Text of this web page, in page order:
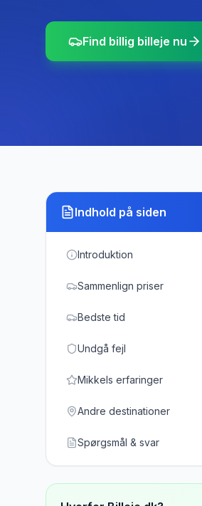
Find billig billeje nu
Indhold på siden
Introduktion
Sammenlign priser
Bedste tid
Undgå fejl
Mikkels erfaringer
Andre destinationer
Spørgsmål & svar